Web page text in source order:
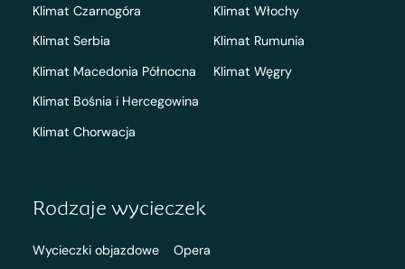
Klimat Czarnogóra
Klimat Serbia
Klimat Macedonia Północna
Klimat Bośnia i Hercegowina
Klimat Chorwacja
Klimat Włochy
Klimat Rumunia
Klimat Węgry
Rodzaje wycieczek
Wycieczki objazdowe
Opera